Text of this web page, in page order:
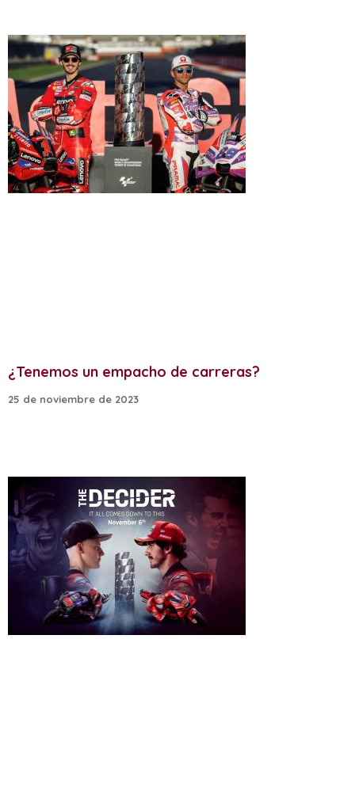
¿Tenemos un empacho de carreras?
25 de noviembre de 2023